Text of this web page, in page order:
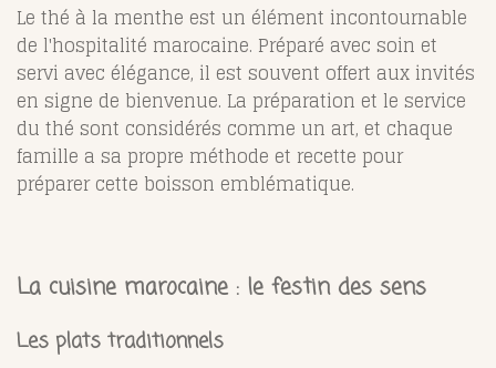
Le thé à la menthe est un élément incontournable
de l'hospitalité marocaine. Préparé avec soin et
servi avec élégance, il est souvent offert aux invités
en signe de bienvenue. La préparation et le service
du thé sont considérés comme un art, et chaque
famille a sa propre méthode et recette pour
préparer cette boisson emblématique.
La cuisine marocaine : le festin des sens
Les plats traditionnels